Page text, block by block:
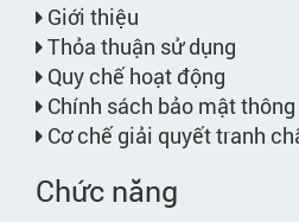
Giới thiệu
Thỏa thuận sử dụng
Quy chế hoạt động
Chính sách bảo mật
Cơ chế giải quyết tranh
Chức năng